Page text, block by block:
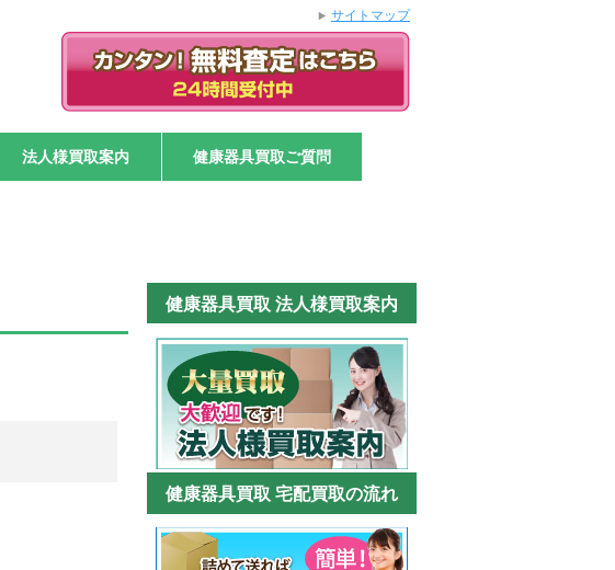
法人様買取案内 健康器具買取ご質問
健康器具買取 法人様買取案内
健康器具買取 宅配買取の流れ
サイトマップ